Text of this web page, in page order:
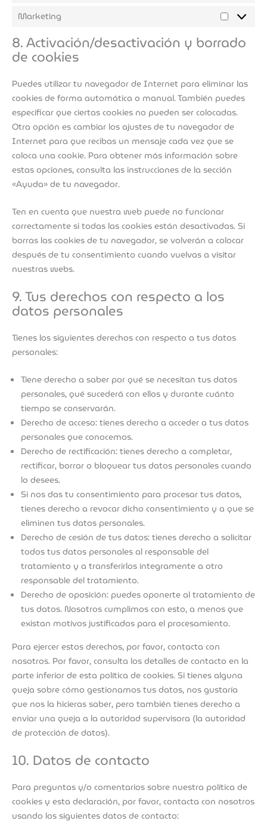
Marketing
8. Activación/desactivación y borrado
de cookies
Puedes utilizar tu navegador de Internet para eliminar las
cookies de forma automática o manual. También puedes
especificar que ciertas cookies no pueden ser colocadas.
Otra opción es cambiar los ajustes de tu navegador de
Internet para que recibas un mensaje cada vez que se
coloca una cookie. Para obtener más información sobre
estas opciones, consulta las instrucciones de la sección
«Ayuda» de tu navegador.
Ten en cuenta que nuestra web puede no funcionar
correctamente si todas las cookies están desactivadas. Si
borras las cookies de tu navegador, se volverán a colocar
después de tu consentimiento cuando vuelvas a visitar
nuestras webs.
9. Tus derechos con respecto a los
datos personales
Tienes los siguientes derechos con respecto a tus datos
personales:
Tiene derecho a saber por qué se necesitan tus datos
personales, qué sucederá con ellos y durante cuánto
tiempo se conservarán.
Derecho de acceso: tienes derecho a acceder a tus datos
personales que conocemos.
Derecho de rectificación: tienes derecho a completar,
rectificar, borrar o bloquear tus datos personales cuando
lo desees.
Si nos das tu consentimiento para procesar tus datos,
tienes derecho a revocar dicho consentimiento y a que se
eliminen tus datos personales.
Derecho de cesión de tus datos: tienes derecho a solicitar
todos tus datos personales al responsable del
tratamiento y a transferirlos íntegramente a otro
responsable del tratamiento.
Derecho de oposición: puedes oponerte al tratamiento de
tus datos. Nosotros cumplimos con esto, a menos que
existan motivos justificados para el procesamiento.
Para ejercer estos derechos, por favor, contacta con
nosotros. Por favor, consulta los detalles de contacto en la
parte inferior de esta política de cookies. Si tienes alguna
queja sobre cómo gestionamos tus datos, nos gustaría
que nos la hicieras saber, pero también tienes derecho a
enviar una queja a la autoridad supervisora (la autoridad
de protección de datos).
10. Datos de contacto
Para preguntas y/o comentarios sobre nuestra política de
cookies y esta declaración, por favor, contacta con nosotros
usando los siguientes datos de contacto: